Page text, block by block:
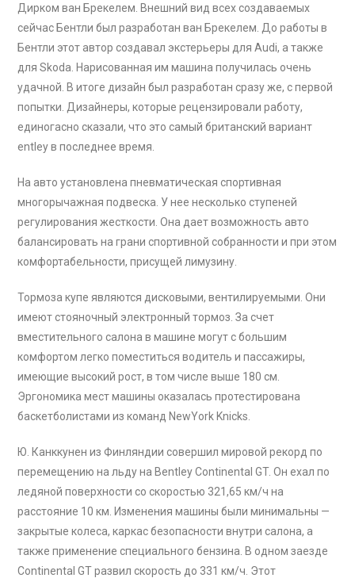
Дирком ван Брекелем. Внешний вид всех создаваемых
сейчас Бентли был разработан ван Брекелем. До работы в
Бентли этот автор создавал экстерьеры для Audi, а также
для Skoda. Нарисованная им машина получилась очень
удачной. В итоге дизайн был разработан сразу же, с первой
попытки. Дизайнеры, которые рецензировали работу,
единогасно сказали, что это самый британский вариант
entley в последнее время.
На авто установлена пневматическая спортивная
многорычажная подвеска. У нее несколько ступеней
регулирования жесткости. Она дает возможность авто
балансировать на грани спортивной собранности и при этом
комфортабельности, присущей лимузину.
Тормоза купе являются дисковыми, вентилируемыми. Они
имеют стояночный электронный тормоз. За счет
вместительного салона в машине могут с большим
комфортом легко поместиться водитель и пассажиры,
имеющие высокий рост, в том числе выше 180 см.
Эргономика мест машины оказалась протестирована
баскетболистами из команд NewYork Knicks.
Ю. Канккунен из Финляндии совершил мировой рекорд по
перемещению на льду на Bentley Continental GT. Он ехал по
ледяной поверхности со скоростью 321,65 км/ч на
расстояние 10 км. Изменения машины были минимальны —
закрытые колеса, каркас безопасности внутри салона, а
также применение специального бензина. В одном заезде
Continental GT развил скорость до 331 км/ч. Этот